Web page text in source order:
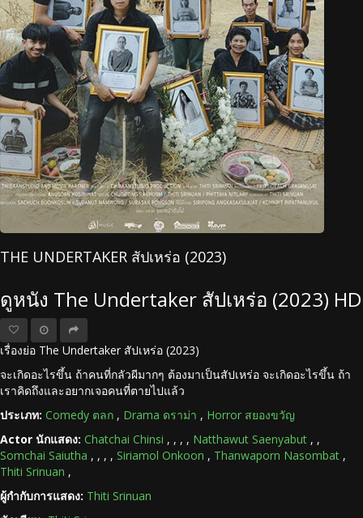
THE UNDERTAKER สัปเหร่อ (2023)
ดูหนัง The Undertaker สัปเหร่อ (2023) HD
เรื่องย่อ The Undertaker สัปเหร่อ (2023)
จะเกิดอะไรขึ้น ถ้าคนที่กลัวผีมากๆ ต้องมาเป็นสัปเหร่อ จะเกิดอะไรขึ้น ถ้า
เราคิดถึงและอยากเจอคนที่ตายไปแล้ว
ประเภท: Comedy ตลก , Drama ดราม่า , Horror สยองขวัญ
Actor นักแสดง: Chatchai Chinsi , , , , Natthawut Saenyabut , ,
Somchai Saiutha , , , , Siriamol Onkoon , Thanwaporn Nasombat ,
Thiti Srinuan ,
ผู้กำกับการแสดง: Thiti Srinuan